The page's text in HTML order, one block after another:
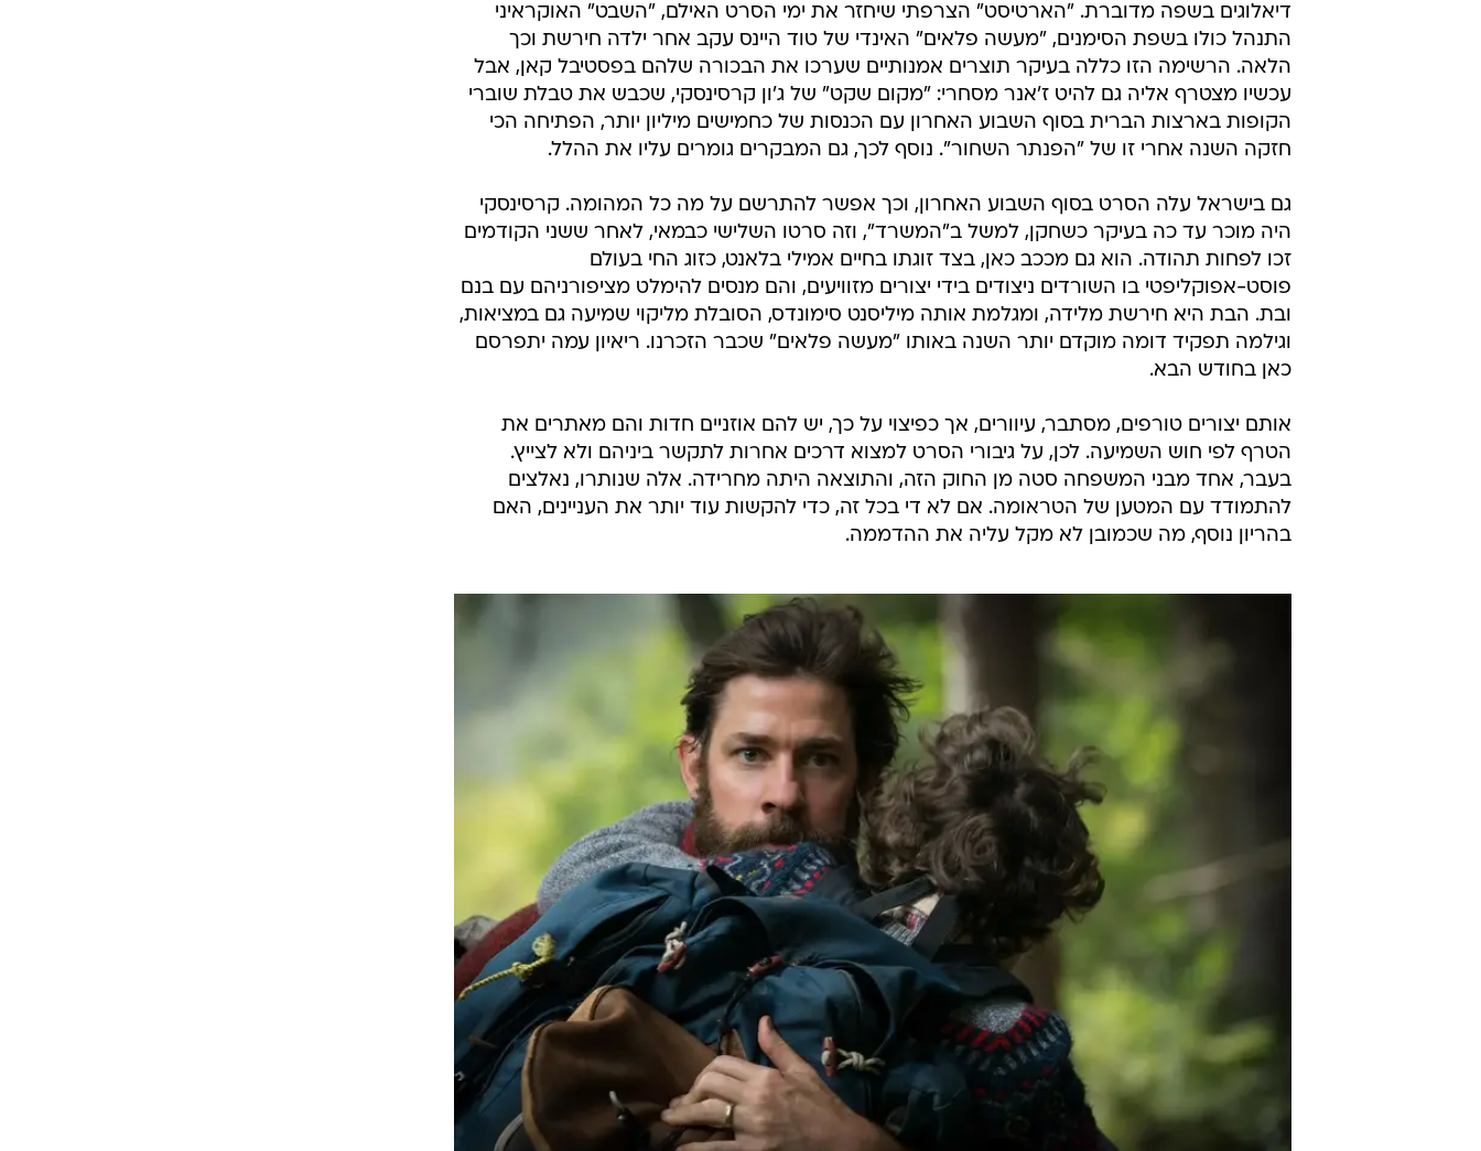
דיאלוגים בשפה מדוברת. "הארטיסט" הצרפתי שיחזר את ימי הסרט האילם, "השבט" האוקראיני
התנהל כולו בשפת הסימנים, "מעשה פלאים" האינדי של טוד היינס עקב אחר ילדה חירשת וכך
הלאה. הרשימה הזו כללה בעיקר תוצרים אמנותיים שערכו את הבכורה שלהם בפסטיבל קאן, אבל
עכשיו מצטרף אליה גם להיט ז'אנר מסחרי: "מקום שקט" של ג'ון קרסינסקי, שכבש את טבלת שוברי
הקופות בארצות הברית בסוף השבוע האחרון עם הכנסות של כחמישים מיליון יותר, הפתיחה הכי
חזקה השנה אחרי זו של "הפנתר השחור". נוסף לכך, גם המבקרים גומרים עליו את ההלל.
גם בישראל עלה הסרט בסוף השבוע האחרון, וכך אפשר להתרשם על מה כל המהומה. קרסינסקי
היה מוכר עד כה בעיקר כשחקן, למשל ב"המשרד", וזה סרטו השלישי כבמאי, לאחר ששני הקודמים
זכו לפחות תהודה. הוא גם מככב כאן, בצד זוגתו בחיים אמילי בלאנט, כזוג החי בעולם
פוסט-אפוקליפטי בו השורדים ניצודים בידי יצורים מזוויעים, והם מנסים להימלט מציפורניהם עם בנם
ובת. הבת היא חירשת מלידה, ומגלמת אותה מיליסנט סימונדס, הסובלת מליקוי שמיעה גם במציאות,
וגילמה תפקיד דומה מוקדם יותר השנה באותו "מעשה פלאים" שכבר הזכרנו. ריאיון עמה יתפרסם
כאן בחודש הבא.
אותם יצורים טורפים, מסתבר, עיוורים, אך כפיצוי על כך, יש להם אוזניים חדות והם מאתרים את
הטרף לפי חוש השמיעה. לכן, על גיבורי הסרט למצוא דרכים אחרות לתקשר ביניהם ולא לצייץ.
בעבר, אחד מבני המשפחה סטה מן החוק הזה, והתוצאה היתה מחרידה. אלה שנותרו, נאלצים
להתמודד עם המטען של הטראומה. אם לא די בכל זה, כדי להקשות עוד יותר את העניינים, האם
בהריון נוסף, מה שכמובן לא מקל עליה את ההדממה.